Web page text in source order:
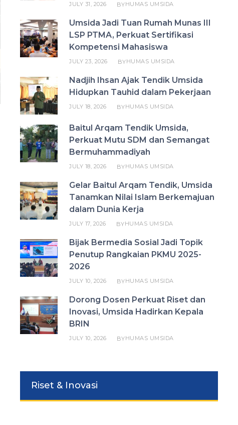
JULY 31, 2026 BYHUMAS UMSIDA
Umsida Jadi Tuan Rumah Munas III
LSP PTMA, Perkuat Sertifikasi
Kompetensi Mahasiswa
JULY 23, 2026 BYHUMAS UMSIDA
Nadjih Ihsan Ajak Tendik Umsida
Hidupkan Tauhid dalam Pekerjaan
JULY 18, 2026 BYHUMAS UMSIDA
Baitul Arqam Tendik Umsida,
Perkuat Mutu SDM dan Semangat
Bermuhammadiyah
JULY 18, 2026 BYHUMAS UMSIDA
Gelar Baitul Arqam Tendik, Umsida
Tanamkan Nilai Islam Berkemajuan
dalam Dunia Kerja
JULY 17, 2026 BYHUMAS UMSIDA
Bijak Bermedia Sosial Jadi Topik
Penutup Rangkaian PKMU 2025-
2026
JULY 10, 2026 BYHUMAS UMSIDA
Dorong Dosen Perkuat Riset dan
Inovasi, Umsida Hadirkan Kepala
BRIN
JULY 10, 2026 BYHUMAS UMSIDA
Riset & Inovasi